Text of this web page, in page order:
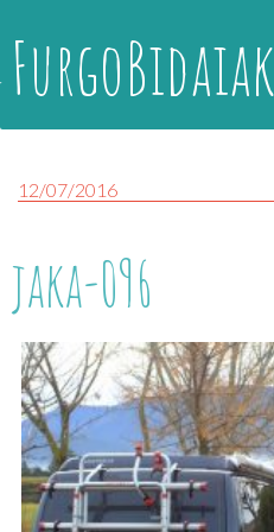
FurgoBidaiak
12/07/2016
jaka-096